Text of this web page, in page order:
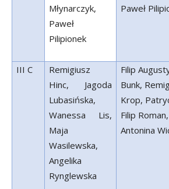
Młynarczyk,
Paweł
Pilipionek
Paweł
III C
Remigiusz
Hinc, Jagoda
Lubasińska,
Wanessa Lis,
Maja
Wasilewska,
Angelika
Rynglewska
Filip
Bunk,
Krop,
Filip
Antonina